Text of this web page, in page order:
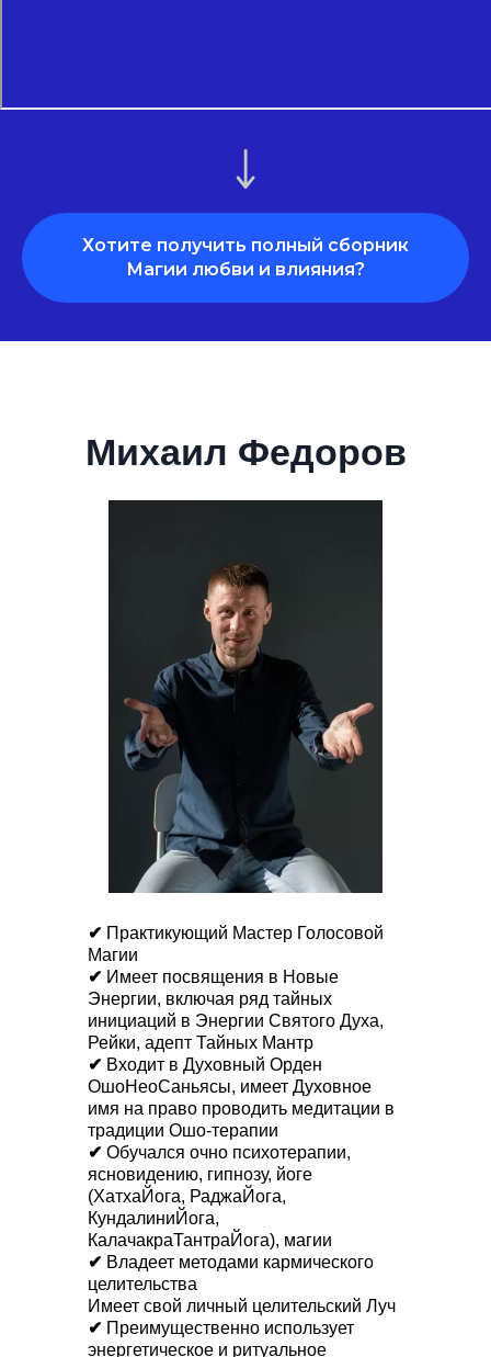
Хотите получить полный сборник
Магии любви и влияния?
Михаил Федоров
✔ Практикующий Мастер Голосовой
Магии
✔ Имеет посвящения в Новые
Энергии, включая ряд тайных
инициаций в Энергии Святого Духа,
Рейки, адепт Тайных Мантр
✔ Входит в Духовный Орден
ОшоНеоСаньясы, имеет Духовное
имя на право проводить медитации в
традиции Ошо-терапии
✔ Обучался очно психотерапии,
ясновидению, гипнозу, йоге
(ХатхаЙога, РаджаЙога,
КундалиниЙога,
КалачакраТантраЙога), магии
✔ Владеет методами кармического
целительства
Имеет свой личный целительский Луч
✔ Преимущественно использует
энергетическое и ритуальное